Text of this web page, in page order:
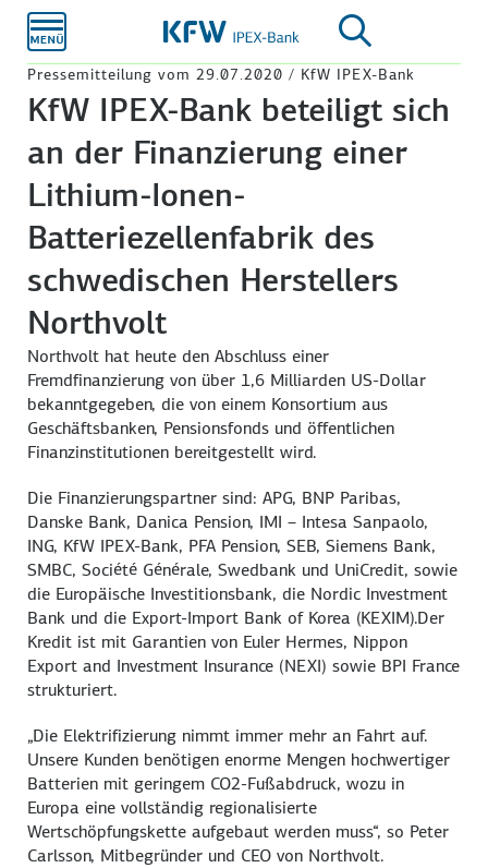
Hauptinhalt
Pressemitteilung vom 29.07.2020 / KfW IPEX-Bank
KfW IPEX-Bank beteiligt sich
an der Finanzierung einer
Lithium-Ionen-
Batteriezellenfabrik des
schwedischen Herstellers
Northvolt
Northvolt hat heute den Abschluss einer
Fremdfinanzierung von über 1,6 Milliarden US-Dollar
bekanntgegeben, die von einem Konsortium aus
Geschäftsbanken, Pensionsfonds und öffentlichen
Finanzinstitutionen bereitgestellt wird.
Die Finanzierungspartner sind: APG, BNP Paribas,
Danske Bank, Danica Pension, IMI – Intesa Sanpaolo,
ING, KfW IPEX-Bank, PFA Pension, SEB, Siemens Bank,
SMBC, Société Générale, Swedbank und UniCredit, sowie
die Europäische Investitionsbank, die Nordic Investment
Bank und die Export-Import Bank of Korea (KEXIM).Der
Kredit ist mit Garantien von Euler Hermes, Nippon
Export and Investment Insurance (NEXI) sowie BPI France
strukturiert.
„Die Elektrifizierung nimmt immer mehr an Fahrt auf.
Unsere Kunden benötigen enorme Mengen hochwertiger
Batterien mit geringem CO2-Fußabdruck, wozu in
Europa eine vollständig regionalisierte
Wertschöpfungskette aufgebaut werden muss“, so Peter
Carlsson, Mitbegründer und CEO von Northvolt.